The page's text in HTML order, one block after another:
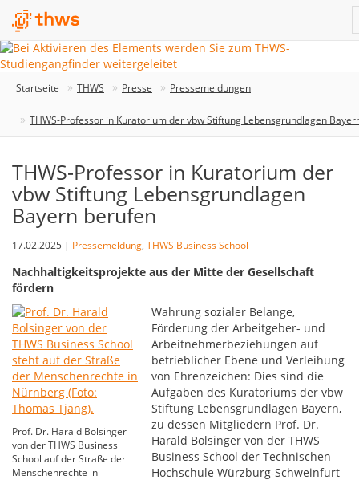
Startseite THWS Presse Pressemeldungen
THWS-Professor in Kuratorium der vbw Stiftung Lebensgrundlagen
THWS-Professor in Kuratorium der
vbw Stiftung Lebensgrundlagen
Bayern berufen
17.02.2025 | Pressemeldung, THWS Business School
Nachhaltigkeitsprojekte aus der Mitte der Gesellschaft
fördern
Prof. Dr. Harald Bolsinger
von der THWS Business
School auf der Straße der
Menschenrechte in
Wahrung sozialer Belange,
Förderung der Arbeitgeber- und
Arbeitnehmerbeziehungen auf
betrieblicher Ebene und Verleihung
von Ehrenzeichen: Dies sind die
Aufgaben des Kuratoriums der vbw
Stiftung Lebensgrundlagen Bayern,
zu dessen Mitgliedern Prof. Dr.
Harald Bolsinger von der THWS
Business School der Technischen
Hochschule Würzburg-Schweinfurt